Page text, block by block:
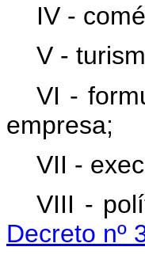
IV -
V -
VI -
empresa;
VII -
VIII -
Decreto nº